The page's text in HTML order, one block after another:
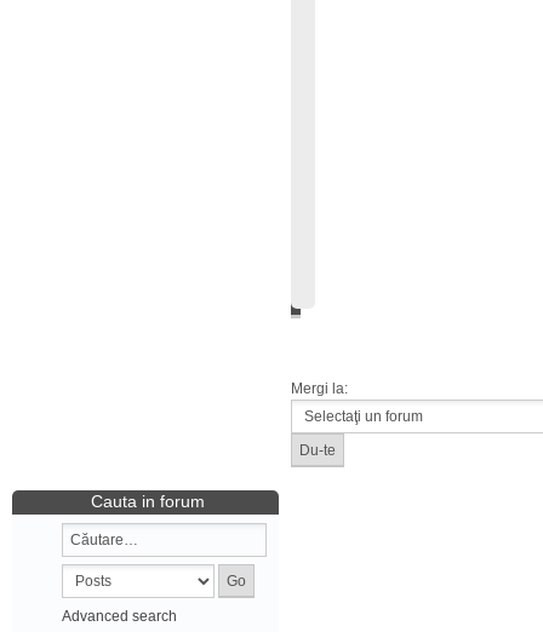
Mergi la:
Cauta in forum
Advanced search